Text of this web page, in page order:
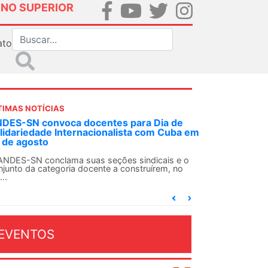
SUPERIOR
NOTÍCIAS
SN convoca docentes para Dia de
Internacionalista com Cuba em
de agosto
SN conclama suas seções sindicais e o
da categoria docente a construírem, no